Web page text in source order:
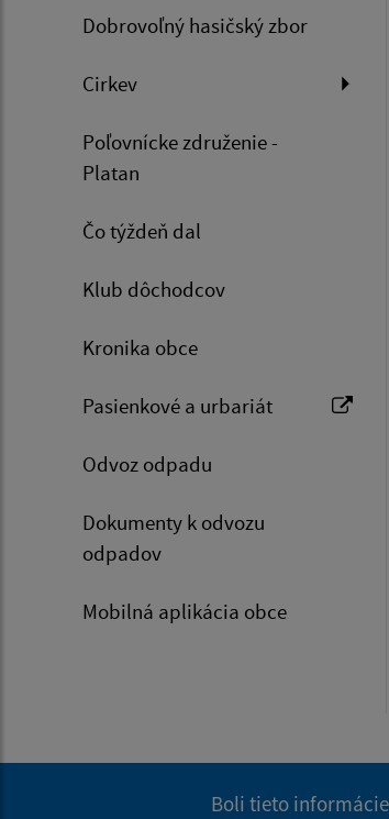
Dobrovoľný hasičský zbor
Cirkev
Poľovnícke združenie -
Platan
Čo týždeň dal
Klub dôchodcov
Kronika obce
Pasienkové a urbariát
Odvoz odpadu
Dokumenty k odvozu
odpadov
Mobilná aplikácia obce
Boli tieto